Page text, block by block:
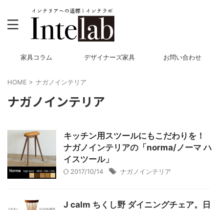
家具コラム デザイナーズ家具 お問い合わせ
HOME > ナガノインテリア
ナガノインテリア
キッチン用スツールにもこだわりを！
ナガノインテリアの「norma/ノーマ ハ
イスツール」
2017/10/14 ナガノインテリア
J calm ちくし野 ダイニングチェア。日